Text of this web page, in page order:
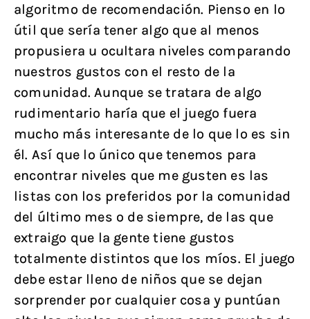
algoritmo de recomendación. Pienso en lo
útil que sería tener algo que al menos
propusiera u ocultara niveles comparando
nuestros gustos con el resto de la
comunidad. Aunque se tratara de algo
rudimentario haría que el juego fuera
mucho más interesante de lo que lo es sin
él. Así que lo único que tenemos para
encontrar niveles que me gusten es las
listas con los preferidos por la comunidad
del último mes o de siempre, de las que
extraigo que la gente tiene gustos
totalmente distintos que los míos. El juego
debe estar lleno de niños que se dejan
sorprender por cualquier cosa y puntúan